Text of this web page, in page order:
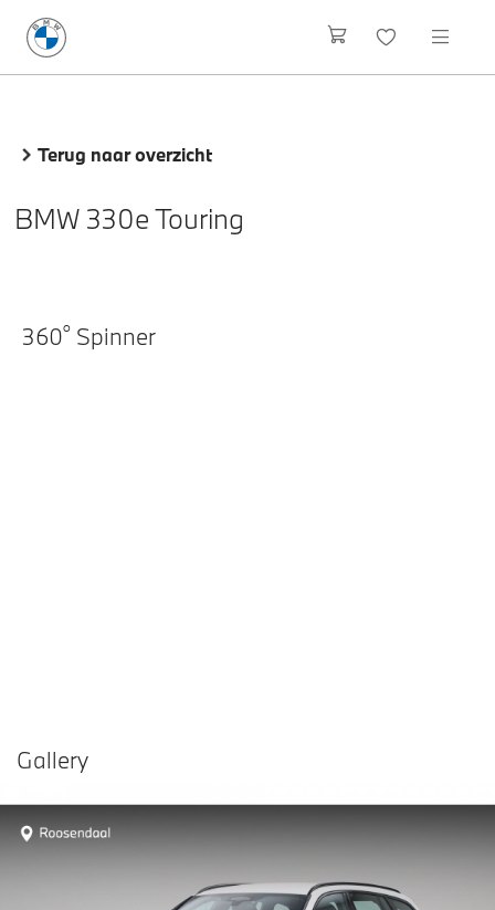
Terug naar overzicht
BMW 330e Touring
360o Spinner
Delen Contact dealer
Gallery